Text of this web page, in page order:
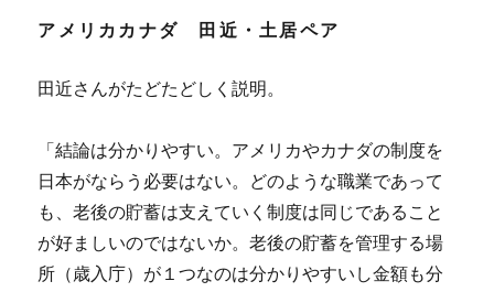
アメリカカナダ 田近・土居ペア
田近さんがたどたどしく説明。
「結論は分かりやすい。アメリカやカナダの制度を
日本がならう必要はない。どのような職業であって
も、老後の貯蓄は支えていく制度は同じであること
が好ましいのではないか。老後の貯蓄を管理する場
所（歳入庁）が１つなのは分かりやすいし金額も分